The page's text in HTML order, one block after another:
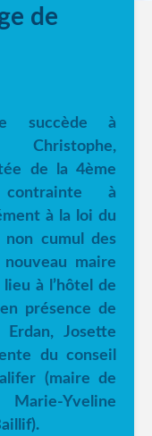
de
succède à
Christophe,
de la 4ème
à
à la loi du
cumul des
nouveau maire
à l’hôtel de
présence de
Josette
du conseil
(maire de
Yveline